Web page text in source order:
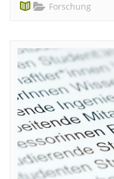
Forschung